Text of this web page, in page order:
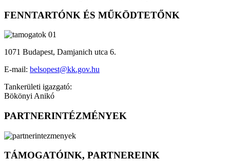
FENNTARTÓNK ÉS MŰKÖDTETŐNK
1071 Budapest, Damjanich utca 6.
E-mail: belsopest@kk.gov.hu
Tankerületi igazgató:
Bökönyi Anikó
PARTNERINTÉZMÉNYEK
TÁMOGATÓINK, PARTNEREINK